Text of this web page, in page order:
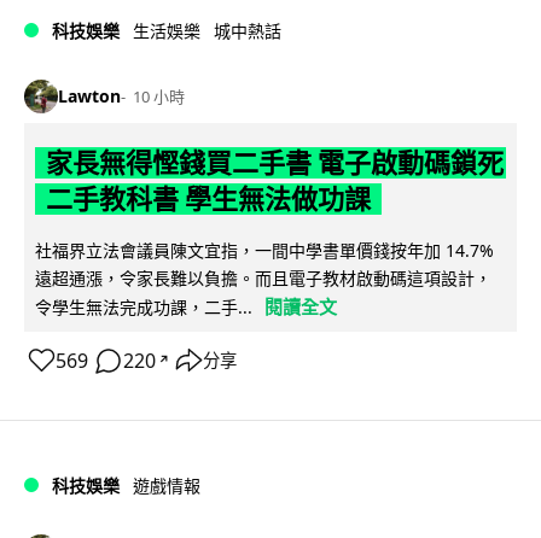
科技娛樂 生活娛樂 城中熱話
Lawton 10 小時
家長無得慳錢買二手書 電子啟動碼鎖死
二手教科書 學生無法做功課
社福界立法會議員陳文宜指，一間中學書單價錢按年加 14.7%
遠超通漲，令家長難以負擔。而且電子教材啟動碼這項設計，
令學生無法完成功課，二手...
閱讀全文
569 220 ↗ 分享
科技娛樂 遊戲情報